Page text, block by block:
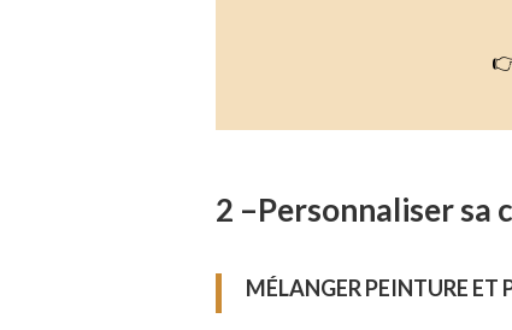
2 –Personnaliser sa
MÉLANGER PEINTURE ET